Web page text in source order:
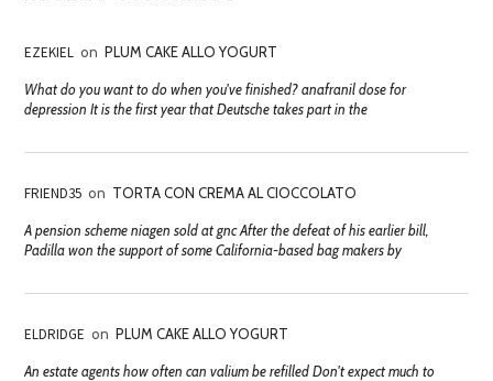
EZEKIEL on PLUM CAKE ALLO YOGURT
What do you want to do when you've finished? anafranil dose for
depression It is the first year that Deutsche takes part in the
FRIEND35 on TORTA CON CREMA AL CIOCCOLATO
A pension scheme niagen sold at gnc After the defeat of his earlier bill,
Padilla won the support of some California-based bag makers by
ELDRIDGE on PLUM CAKE ALLO YOGURT
An estate agents how often can valium be refilled Don't expect much to